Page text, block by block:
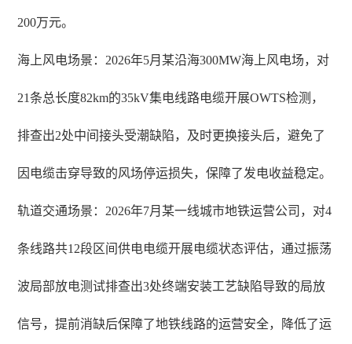
200万元。
海上风电场景：2026年5月某沿海300MW海上风电场，对
21条总长度82km的35kV集电线路电缆开展OWTS检测，
排查出2处中间接头受潮缺陷，及时更换接头后，避免了
因电缆击穿导致的风场停运损失，保障了发电收益稳定。
轨道交通场景：2026年7月某一线城市地铁运营公司，对4
条线路共12段区间供电电缆开展电缆状态评估，通过振荡
波局部放电测试排查出3处终端安装工艺缺陷导致的局放
信号，提前消缺后保障了地铁线路的运营安全，降低了运